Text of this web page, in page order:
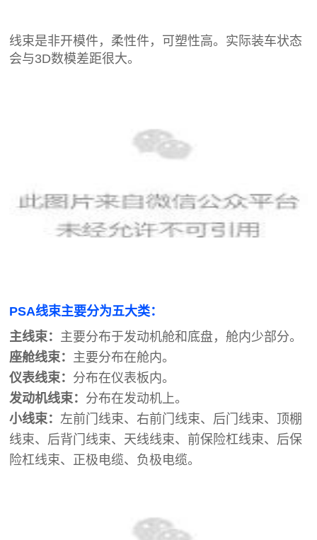
线束是非开模件，柔性件，可塑性高。实际装车状态
会与3D数模差距很大。
PSA线束主要分为五大类：
主线束： 主要分布于发动机舱和底盘，舱内少部分。
座舱线束： 主要分布在舱内。
仪表线束： 分布在仪表板内。
发动机线束： 分布在发动机上。
小线束：左前门线束、右前门线束、后门线束、顶棚
线束、后背门线束、天线线束、前保险杠线束、后保
险杠线束、正极电缆、负极电缆。